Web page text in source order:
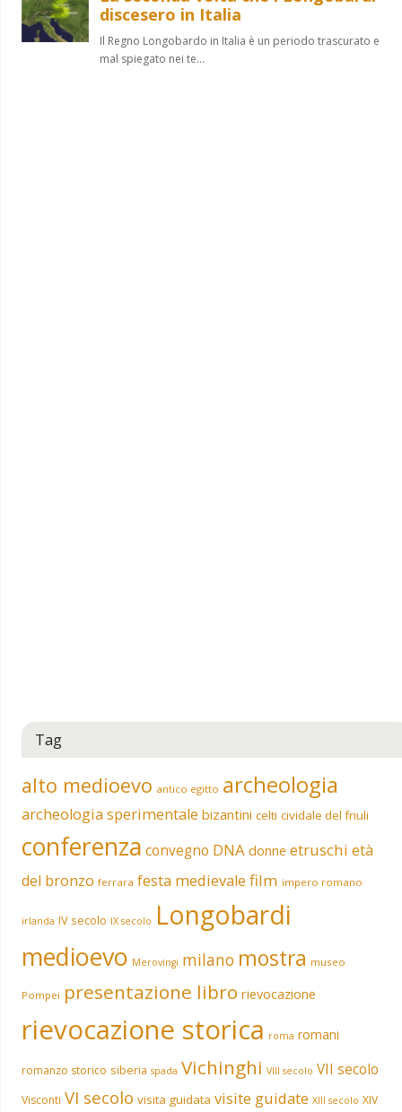
Tag
alto medioevo antico egitto archeologia
archeologia sperimentale bizantini celti cividale del friuli
conferenza convegno DNA donne etruschi età
del bronzo ferrara festa medievale film impero romano
irlanda IV secolo IX secolo Longobardi
medioevo Merovingi milano mostra museo
Pompei presentazione libro rievocazione
rievocazione storica roma romani
romanzo storico siberia spada Vichinghi VIII secolo VII secolo
Visconti VI secolo visita guidata visite guidate XIII secolo XIV